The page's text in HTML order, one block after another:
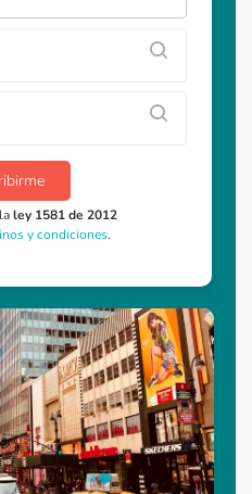
ley 1581 de 2012
y condiciones.